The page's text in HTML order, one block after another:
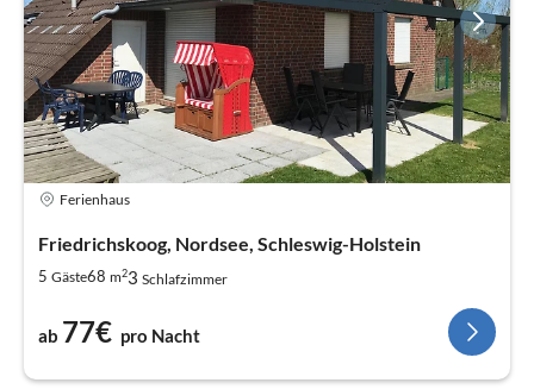
Ferienhaus
Friedrichskoog, Nordsee, Schleswig-Holstein
5 Gäste68 m23 Schlafzimmer
ab 77€ pro Nacht